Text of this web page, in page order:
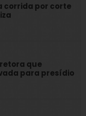
corrida por corte
que
para presídio